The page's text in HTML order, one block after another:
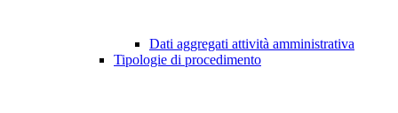
Dati aggregati attività amministrativa
Tipologie di procedimento